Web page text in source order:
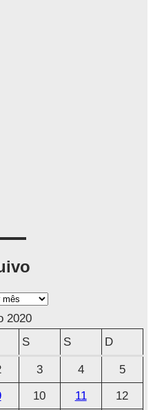
2020
S S D
3 4
5
10 11
12